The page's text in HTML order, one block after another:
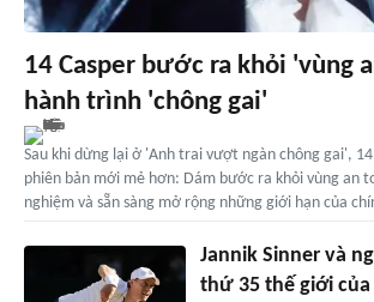
14 Casper bước ra khỏi 'vùng
hành trình 'chông gai'
Sau khi dừng lại ở 'Anh trai vượt ngàn chông gai',
phiên bản mới mẻ hơn: Dám bước ra khỏi vùng an
nghiệm và sẵn sàng mở rộng những giới hạn của
Jannik Sinner và
thứ 35 thế giới